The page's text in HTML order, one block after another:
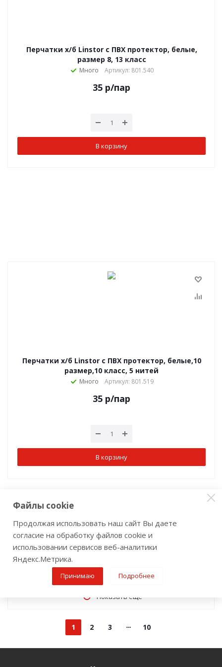
Перчатки х/б Linstor с ПВХ протектор, белые,
размер 8, 13 класс
Много Артикул: 801.540
35 р/пар
В корзину
Перчатки х/б Linstor с ПВХ протектор, белые,10
размер,10 класс, 5 нитей
Много Артикул: 801.519
35 р/пар
В корзину
Показать еще
1 2 3 10
Файлы cookie
Продолжая использовать наш сайт Вы даете
согласие на обработку файлов cookie и
использовании сервисов веб-аналитики
Яндекс.Метрика.
Принимаю Подробнее